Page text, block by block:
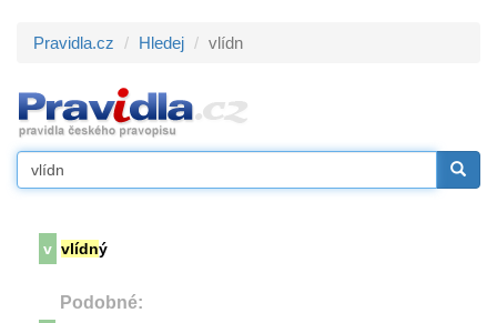
Pravidla.cz Hledej vlídn
v vlídný
Podobné: